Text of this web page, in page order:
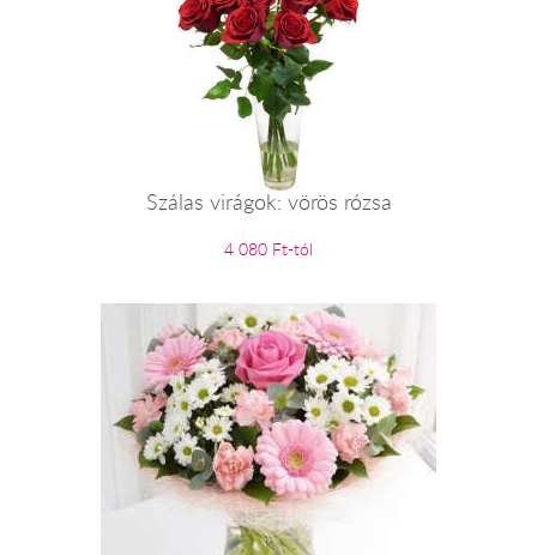
Szálas virágok: vörös rózsa
4 080 Ft-tól